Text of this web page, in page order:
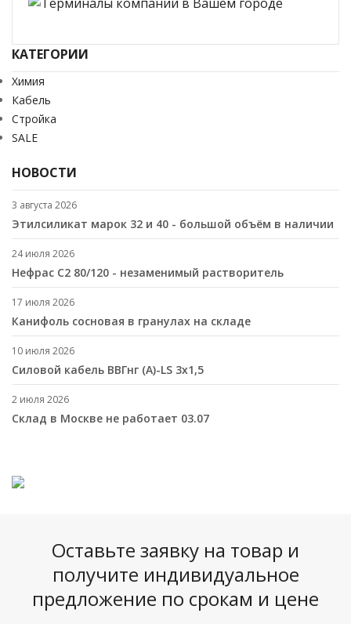
КАТЕГОРИИ
Химия
Кабель
Стройка
SALE
НОВОСТИ
3 августа 2026
Этилсиликат марок 32 и 40 - большой объём в наличии
24 июля 2026
Нефрас С2 80/120 - незаменимый растворитель
17 июля 2026
Канифоль сосновая в гранулах на складе
10 июля 2026
Cиловой кабель ВВГнг (A)-LS 3х1,5
2 июля 2026
Склад в Москве не работает 03.07
Оставьте заявку на товар и
получите индивидуальное
предложение по срокам и цене